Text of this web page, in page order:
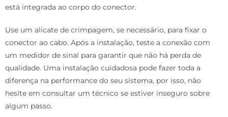
está integrada ao corpo do conector.
Use um alicate de crimpagem, se necessário, para fixar o
conector ao cabo. Após a instalação, teste a conexão com
um medidor de sinal para garantir que não há perda de
qualidade. Uma instalação cuidadosa pode fazer toda a
diferença na performance do seu sistema, por isso, não
hesite em consultar um técnico se estiver inseguro sobre
algum passo.